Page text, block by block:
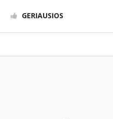
GERIAUSIOS